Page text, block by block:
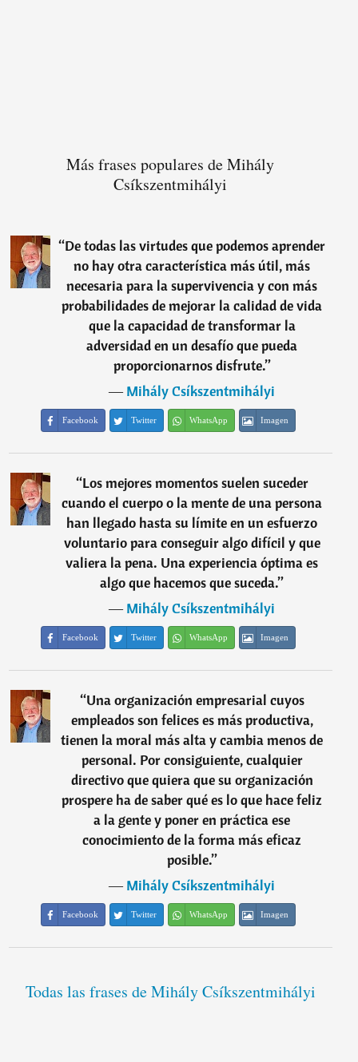
Más frases populares de Mihály
Csíkszentmihályi
“De todas las virtudes que podemos aprender
no hay otra característica más útil, más
necesaria para la supervivencia y con más
probabilidades de mejorar la calidad de vida
que la capacidad de transformar la
adversidad en un desafío que pueda
proporcionarnos disfrute.”
―Mihály Csíkszentmihályi
Facebook Twitter WhatsApp Imagen
“Los mejores momentos suelen suceder
cuando el cuerpo o la mente de una persona
han llegado hasta su límite en un esfuerzo
voluntario para conseguir algo difícil y que
valiera la pena. Una experiencia óptima es
algo que hacemos que suceda.”
―Mihály Csíkszentmihályi
Facebook Twitter WhatsApp Imagen
“Una organización empresarial cuyos
empleados son felices es más productiva,
tienen la moral más alta y cambia menos de
personal. Por consiguiente, cualquier
directivo que quiera que su organización
prospere ha de saber qué es lo que hace feliz
a la gente y poner en práctica ese
conocimiento de la forma más eficaz
posible.”
―Mihály Csíkszentmihályi
Facebook Twitter WhatsApp Imagen
Todas las frases de Mihály Csíkszentmihályi